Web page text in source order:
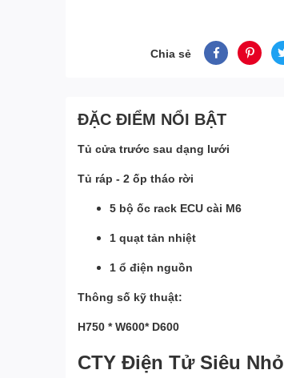
Chia sẻ
ĐẶC ĐIỂM NỔI BẬT
Tủ cửa trước sau dạng lưới
Tủ ráp - 2 ốp tháo rời
5 bộ ốc rack ECU cài M6
1 quạt tản nhiệt
1 ổ điện nguồn
Thông số kỹ thuật:
H750 * W600* D600
CTY Điện Tử Siêu Nhỏ